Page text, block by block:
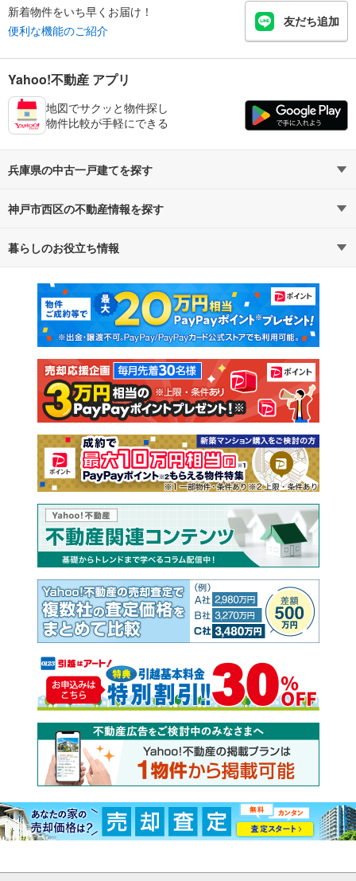
新着物件をいち早くお届け！
便利な機能のご紹介
友だち追加
Yahoo!不動産 アプリ
地図でサクッと物件探し
物件比較が手軽にできる
兵庫県の中古一戸建てを探す
路線・駅から探す
通勤・通学時間から探す
神戸市西区の不動産情報を探す
不動産・住宅
新築マンション 中古マンション
新築一戸建て 中古一戸建て
注文住宅 土地
売却査定
暮らしのお役立ち情報
マンションカタログ 教えて！住まいの先生